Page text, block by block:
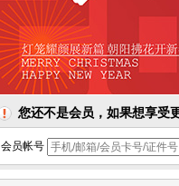
您还不是会员，如果想享受
会员帐号